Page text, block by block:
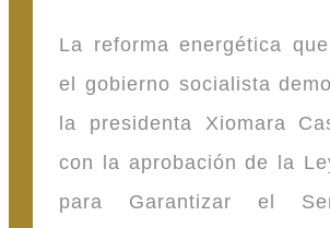
La reforma energética
el gobierno socialista
la presidenta Xiomara
con la aprobación de la
para Garantizar el